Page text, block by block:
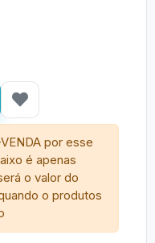
por esse
é apenas
o valor do
o produtos